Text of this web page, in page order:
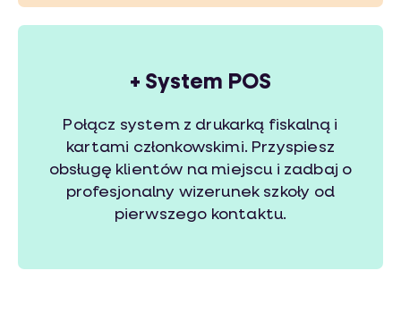
+ System POS
Połącz system z drukarką fiskalną i
kartami członkowskimi. Przyspiesz
obsługę klientów na miejscu i zadbaj o
profesjonalny wizerunek szkoły od
pierwszego kontaktu.